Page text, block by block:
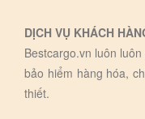
DỊCH VỤ KHÁCH
Bestcargo.vn luôn
bảo hiểm hàng hóa,
thiết.